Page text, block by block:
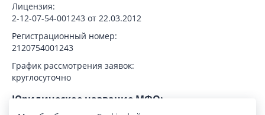
Лицензия:
2-12-07-54-001243 от 22.03.2012
Регистрационный номер:
2120754001243
График рассмотрения заявок:
круглосуточно
Юридическое название МФО: